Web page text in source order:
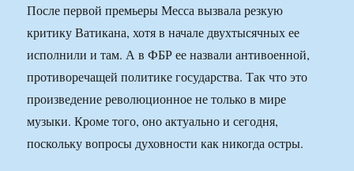
После первой премьеры Месса вызвала резкую
критику Ватикана, хотя в начале двухтысячных ее
исполнили и там. А в ФБР ее назвали антивоенной,
противоречащей политике государства. Так что это
произведение революционное не только в мире
музыки. Кроме того, оно актуально и сегодня,
поскольку вопросы духовности как никогда остры.